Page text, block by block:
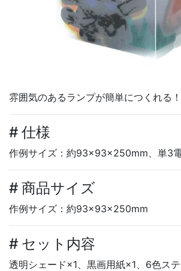
雰囲気のあるランプが簡単につくれる！
# 仕様
作例サイズ：約93×93×250mm、単3
# 商品サイズ
作例サイズ：約93×93×250mm
# セット内容
透明シェード×1、黒画用紙×1、6色ス